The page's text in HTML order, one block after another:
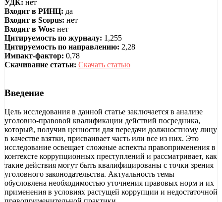
УДК: нет
Входит в РИНЦ: да
Входит в Scopus: нет
Входит в Wos: нет
Цитируемость по журналу: 1,255
Цитируемость по направлению: 2,28
Импакт-фактор: 0,78
Скачивание статьи: Скачать статью
Введение
Цель исследования в данной статье заключается в анализе
уголовно-правовой квалификации действий посредника,
который, получив ценности для передачи должностному лицу
в качестве взятки, присваивает часть или все из них. Это
исследование освещает сложные аспекты правоприменения в
контексте коррупционных преступлений и рассматривает, как
такие действия могут быть квалифицированы с точки зрения
уголовного законодательства. Актуальность темы
обусловлена необходимостью уточнения правовых норм и их
применения в условиях растущей коррупции и недостаточной